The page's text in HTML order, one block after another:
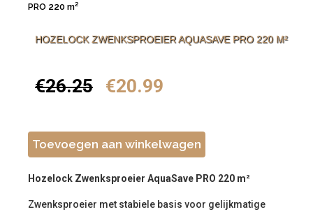
PRO 220 m²
HOZELOCK ZWENKSPROEIER AQUASAVE PRO 220 M²
€26.25 €20.99
Toevoegen aan winkelwagen
Hozelock Zwenksproeier AquaSave PRO 220 m²
Zwenksproeier met stabiele basis voor gelijkmatige